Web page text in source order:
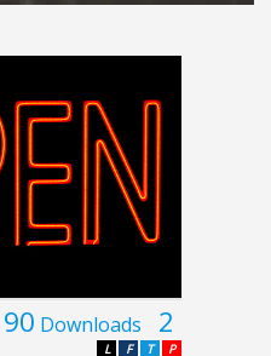
90 Downloads 2
P
T
F
L